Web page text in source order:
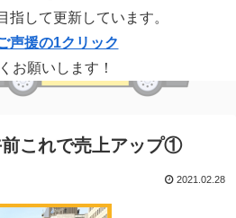
指して更新しています。
声援の1クリック
お願いします！
これで売上アップ①
2021.02.28